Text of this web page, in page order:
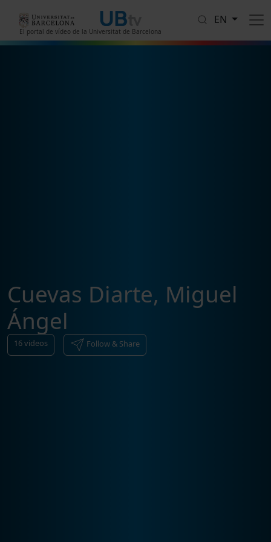
El portal de vídeo de la Universitat de Barcelona
EN
Cuevas Diarte, Miguel
Ángel
16videos Follow & Share